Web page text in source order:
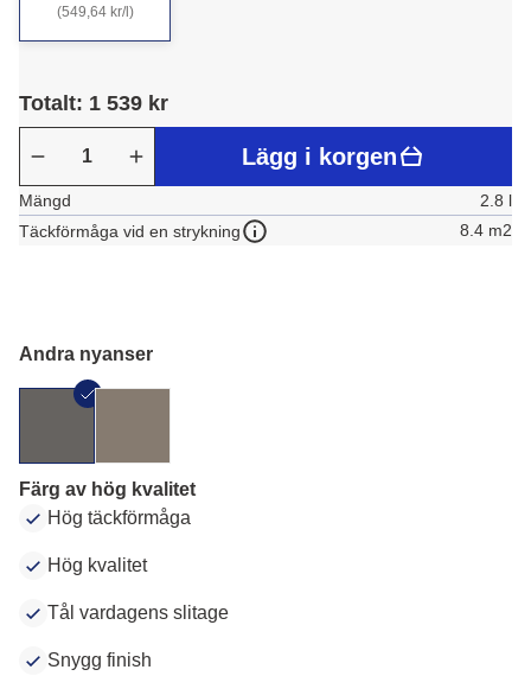
(549,64 kr/l)
Totalt: 1 539 kr
Lägg i korgen
Mängd
2.8 l
Täckförmåga vid en strykning
8.4 m2
Andra nyanser
Färg av hög kvalitet
Hög täckförmåga
Hög kvalitet
Tål vardagens slitage
Snygg finish